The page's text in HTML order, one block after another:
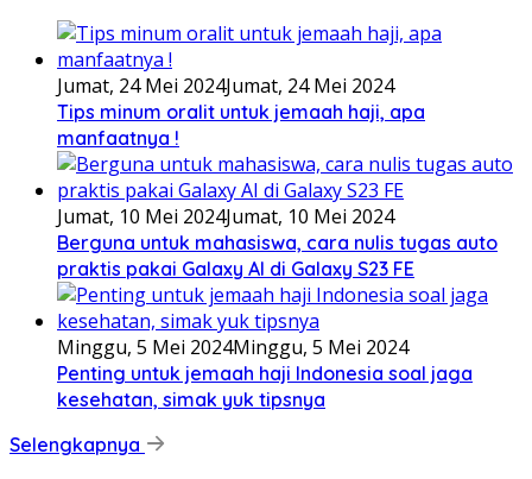
Jumat, 24 Mei 2024Jumat, 24 Mei 2024
Tips minum oralit untuk jemaah haji, apa
manfaatnya !
Jumat, 10 Mei 2024Jumat, 10 Mei 2024
Berguna untuk mahasiswa, cara nulis tugas auto
praktis pakai Galaxy AI di Galaxy S23 FE
Minggu, 5 Mei 2024Minggu, 5 Mei 2024
Penting untuk jemaah haji Indonesia soal jaga
kesehatan, simak yuk tipsnya
Selengkapnya